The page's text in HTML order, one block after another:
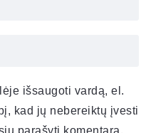
išsaugoti vardą, el.
kad jų nebereiktų įvesti